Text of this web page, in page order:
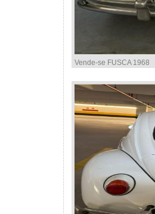
Vende-se FUSCA 1968